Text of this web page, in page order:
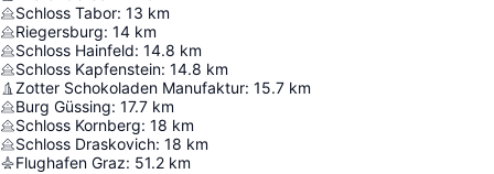
Schloss Tabor: 13 km
Riegersburg: 14 km
Schloss Hainfeld: 14.8 km
Schloss Kapfenstein: 14.8 km
Zotter Schokoladen Manufaktur: 15.7 km
Burg Güssing: 17.7 km
Schloss Kornberg: 18 km
Schloss Draskovich: 18 km
Flughafen Graz: 51.2 km